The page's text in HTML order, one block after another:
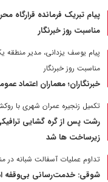
پیام تبریک فرمانده قرارگاه
مناسبت روز خبرنگار
پیام یوسف یزدانی، مدیر
مناسبت روز خبرنگار
خبرنگاران؛ معماران اعتماد
تکمیل زنجیره عمران شهری با
رشت پس از گره گشایی
زیرساخت ها شد
تداوم عملیات آسفالت‌ شبانه در
شوقی: خدمت‌رسانی بی‌وقفه